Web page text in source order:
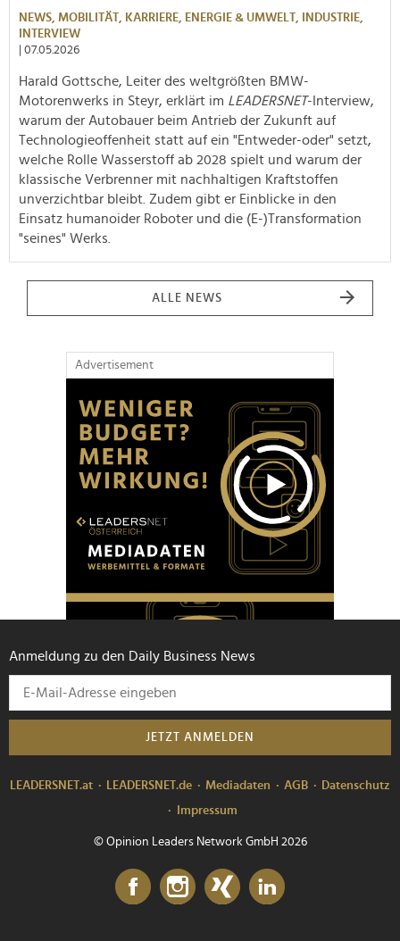
NEWS, MOBILITÄT, KARRIERE, ENERGIE & UMWELT,
INDUSTRIE,
INTERVIEW
| 07.05.2026
Harald Gottsche, Leiter des weltgrößten BMW-
Motorenwerks in Steyr, erklärt im LEADERSNET-Interview,
warum der Autobauer beim Antrieb der Zukunft auf
Technologieoffenheit statt auf ein "Entweder-oder" setzt,
welche Rolle Wasserstoff ab 2028 spielt und warum der
klassische Verbrenner mit nachhaltigen Kraftstoffen
unverzichtbar bleibt. Zudem gibt er Einblicke in den
Einsatz humanoider Roboter und die (E-)Transformation
"seines" Werks.
ALLE NEWS
Advertisement
Anmeldung zu den Daily Business News
JETZT ANMELDEN
LEADERSNET.at LEADERSNET.de Mediadaten AGB
Datenschutz
Impressum
© Opinion Leaders Network GmbH 2026